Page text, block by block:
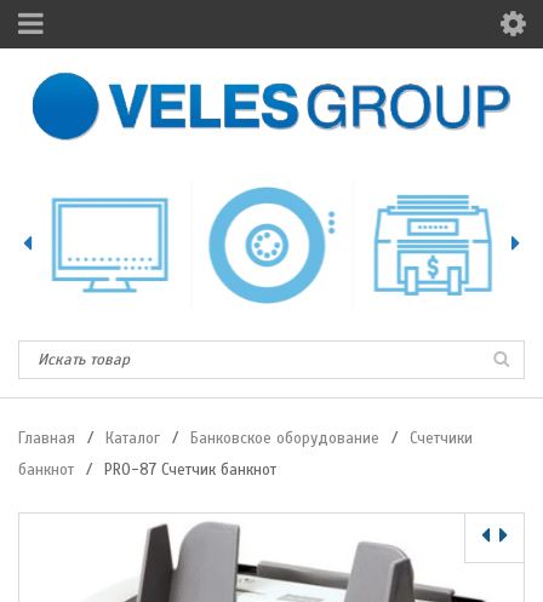
Главная / Каталог / Банковское оборудование /
Счетчики
банкнот
/ PRO-87 Счетчик банкнот